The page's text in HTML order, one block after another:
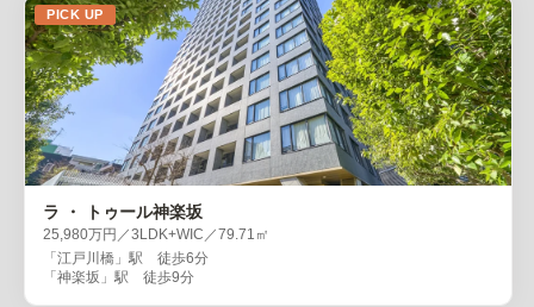
PICK UP
ラ ・ トゥール神楽坂
25,980万円／3LDK+WIC／79.71㎡
「江戸川橋」駅 徒歩6分
「神楽坂」駅 徒歩9分